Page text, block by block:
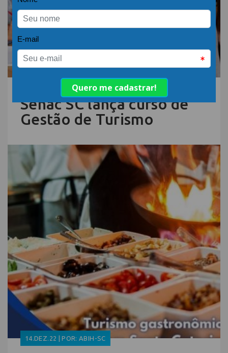
15.DEZ.22 | POR: ABIH-SC
Senac SC lança curso de
Gestão de Turismo
14.DEZ.22 | POR: ABIH-SC